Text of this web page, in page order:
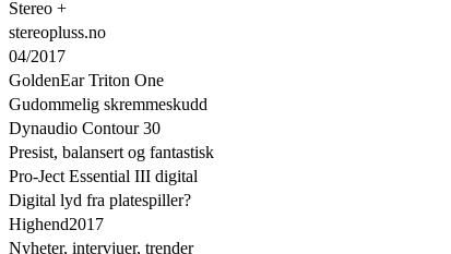
Stereo +
stereopluss.no
04/2017
GoldenEar Triton One
Gudommelig skremmeskudd
Dynaudio Contour 30
Presist, balansert og fantastisk
Pro-Ject Essential III digital
Digital lyd fra platespiller?
Highend2017
Nyheter, intervjuer, trender